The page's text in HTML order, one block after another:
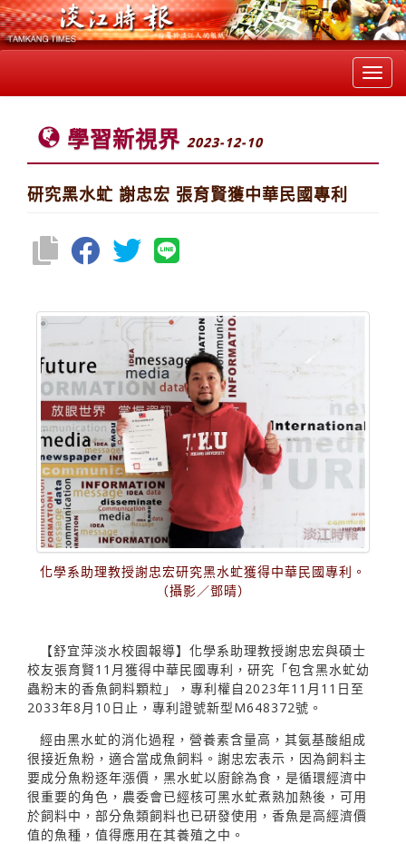
學習新視界 2023-12-10
研究黑水虻 謝忠宏 張育賢獲中華民國專利
化學系助理教授謝忠宏研究黑水虻獲得中華民國專利。
（攝影／鄧晴）
【舒宜萍淡水校園報導】化學系助理教授謝忠宏與碩士
校友張育賢11月獲得中華民國專利，研究「包含黑水虻幼
蟲粉末的香魚飼料顆粒」，專利權自2023年11月11日至
2033年8月10日止，專利證號新型M648372號。
經由黑水虻的消化過程，營養素含量高，其氨基酸組成
很接近魚粉，適合當成魚飼料。謝忠宏表示，因為飼料主
要成分魚粉逐年漲價，黑水虻以廚餘為食，是循環經濟中
很重要的角色，農委會已經核可黑水虻煮熟加熱後，可用
於飼料中，部分魚類飼料也已研發使用，香魚是高經濟價
值的魚種，值得應用在其養殖之中。